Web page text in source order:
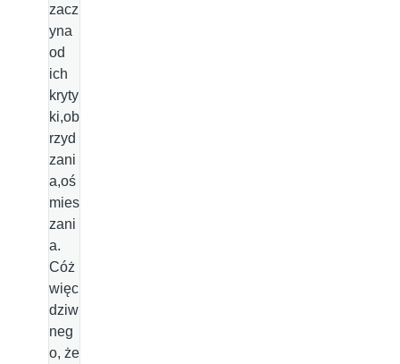
zacz
yna
od
ich
kryty
ki,ob
rzyd
zani
a,oś
mies
zani
a.
Cóż
więc
dziw
neg
o, że